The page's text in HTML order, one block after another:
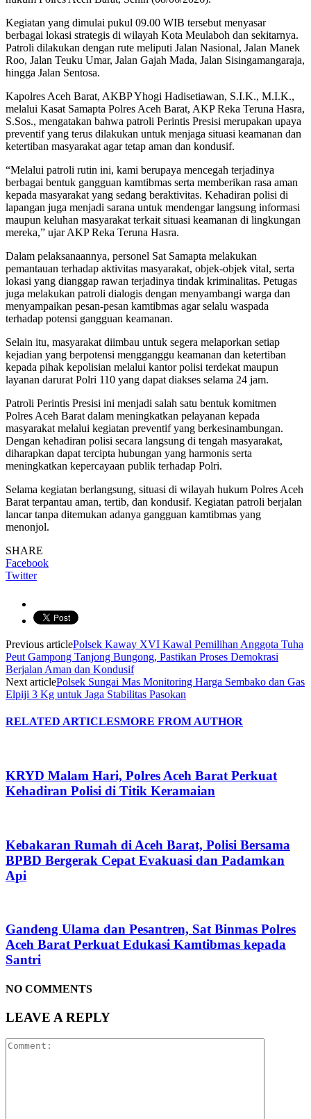
Kegiatan yang dimulai pukul 09.00 WIB tersebut menyasar
berbagai lokasi strategis di wilayah Kota Meulaboh dan sekitarnya.
Patroli dilakukan dengan rute meliputi Jalan Nasional, Jalan Manek
Roo, Jalan Teuku Umar, Jalan Gajah Mada, Jalan Sisingamangaraja,
hingga Jalan Sentosa.
Kapolres Aceh Barat, AKBP Yhogi Hadisetiawan, S.I.K., M.I.K.,
melalui Kasat Samapta Polres Aceh Barat, AKP Reka Teruna Hasra,
S.Sos., mengatakan bahwa patroli Perintis Presisi merupakan upaya
preventif yang terus dilakukan untuk menjaga situasi keamanan dan
ketertiban masyarakat agar tetap aman dan kondusif.
“Melalui patroli rutin ini, kami berupaya mencegah terjadinya
berbagai bentuk gangguan kamtibmas serta memberikan rasa aman
kepada masyarakat yang sedang beraktivitas. Kehadiran polisi di
lapangan juga menjadi sarana untuk mendengar langsung informasi
maupun keluhan masyarakat terkait situasi keamanan di lingkungan
mereka,” ujar AKP Reka Teruna Hasra.
Dalam pelaksanaannya, personel Sat Samapta melakukan
pemantauan terhadap aktivitas masyarakat, objek-objek vital, serta
lokasi yang dianggap rawan terjadinya tindak kriminalitas. Petugas
juga melakukan patroli dialogis dengan menyambangi warga dan
menyampaikan pesan-pesan kamtibmas agar selalu waspada
terhadap potensi gangguan keamanan.
Selain itu, masyarakat diimbau untuk segera melaporkan setiap
kejadian yang berpotensi mengganggu keamanan dan ketertiban
kepada pihak kepolisian melalui kantor polisi terdekat maupun
layanan darurat Polri 110 yang dapat diakses selama 24 jam.
Patroli Perintis Presisi ini menjadi salah satu bentuk komitmen
Polres Aceh Barat dalam meningkatkan pelayanan kepada
masyarakat melalui kegiatan preventif yang berkesinambungan.
Dengan kehadiran polisi secara langsung di tengah masyarakat,
diharapkan dapat tercipta hubungan yang harmonis serta
meningkatkan kepercayaan publik terhadap Polri.
Selama kegiatan berlangsung, situasi di wilayah hukum Polres Aceh
Barat terpantau aman, tertib, dan kondusif. Kegiatan patroli berjalan
lancar tanpa ditemukan adanya gangguan kamtibmas yang
menonjol.
SHARE
Facebook
Twitter
Previous articlePolsek Kaway XVI Kawal Pemilihan Anggota Tuha
Peut Gampong Tanjong Bungong, Pastikan Proses Demokrasi
Berjalan Aman dan Kondusif
Next articlePolsek Sungai Mas Monitoring Harga Sembako dan Gas
Elpiji 3 Kg untuk Jaga Stabilitas Pasokan
RELATED ARTICLESMORE FROM AUTHOR
KRYD Malam Hari, Polres Aceh Barat Perkuat
Kehadiran Polisi di Titik Keramaian
Kebakaran Rumah di Aceh Barat, Polisi Bersama
BPBD Bergerak Cepat Evakuasi dan Padamkan
Api
Gandeng Ulama dan Pesantren, Sat Binmas Polres
Aceh Barat Perkuat Edukasi Kamtibmas kepada
Santri
NO COMMENTS
LEAVE A REPLY